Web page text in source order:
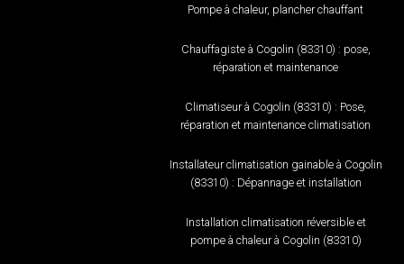
Pompe à chaleur, plancher chauffant
Chauffagiste à Cogolin (83310) : pose,
réparation et maintenance
Climatiseur à Cogolin (83310) : Pose,
réparation et maintenance climatisation
Installateur climatisation gainable à Cogolin
(83310) : Dépannage et installation
Installation climatisation réversible et
pompe à chaleur à Cogolin (83310)